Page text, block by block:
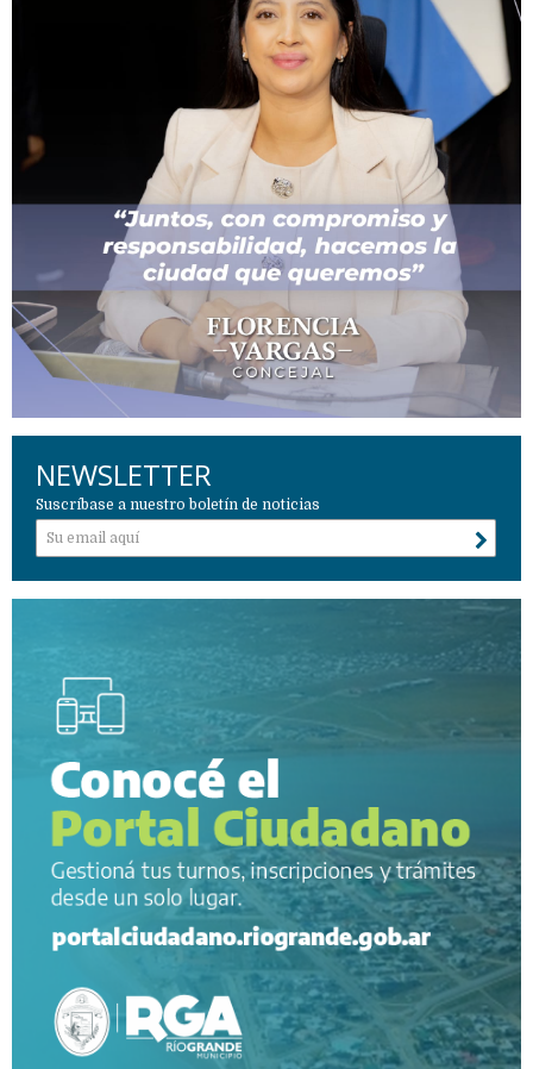
NEWSLETTER
Suscríbase a nuestro boletín de noticias